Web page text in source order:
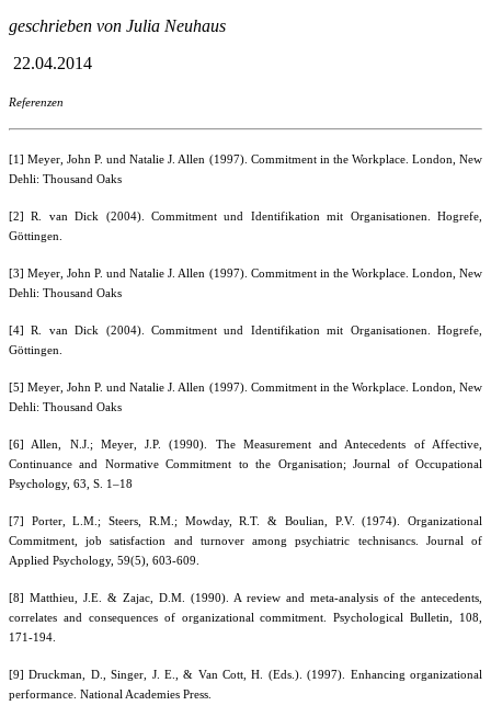
geschrieben von Julia Neuhaus
22.04.2014
Referenzen
[1] Meyer, John P. und Natalie J. Allen (1997). Commitment in the Workplace. London, New
Dehli: Thousand Oaks
[2] R. van Dick (2004). Commitment und Identifikation mit Organisationen. Hogrefe,
Göttingen.
[3] Meyer, John P. und Natalie J. Allen (1997). Commitment in the Workplace. London, New
Dehli: Thousand Oaks
[4] R. van Dick (2004). Commitment und Identifikation mit Organisationen. Hogrefe,
Göttingen.
[5] Meyer, John P. und Natalie J. Allen (1997). Commitment in the Workplace. London, New
Dehli: Thousand Oaks
[6] Allen, N.J.; Meyer, J.P. (1990). The Measurement and Antecedents of Affective,
Continuance and Normative Commitment to the Organisation; Journal of Occupational
Psychology, 63, S. 1–18
[7] Porter, L.M.; Steers, R.M.; Mowday, R.T. & Boulian, P.V. (1974). Organizational
Commitment, job satisfaction and turnover among psychiatric technisancs. Journal of
Applied Psychology, 59(5), 603-609.
[8] Matthieu, J.E. & Zajac, D.M. (1990). A review and meta-analysis of the antecedents,
correlates and consequences of organizational commitment. Psychological Bulletin, 108,
171-194.
[9] Druckman, D., Singer, J. E., & Van Cott, H. (Eds.). (1997). Enhancing organizational
performance. National Academies Press.